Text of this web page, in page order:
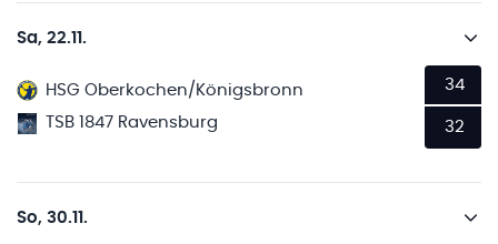
Sa, 22.11.
HSG Oberkochen/Königsbronn
TSB 1847 Ravensburg
34
32
So, 30.11.